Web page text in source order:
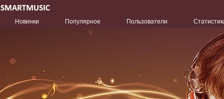
Новинки Популярное Пользователи